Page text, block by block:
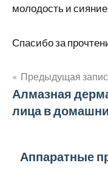
молодость и
Спасибо за
Навигация
по
Предыдущая
Алмазная
лица в
Аппаратные